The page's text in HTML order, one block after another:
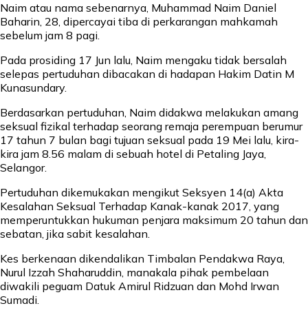
Naim atau nama sebenarnya, Muhammad Naim Daniel
Baharin, 28, dipercayai tiba di perkarangan mahkamah
sebelum jam 8 pagi.
Pada prosiding 17 Jun lalu, Naim mengaku tidak bersalah
selepas pertuduhan dibacakan di hadapan Hakim Datin M
Kunasundary.
Berdasarkan pertuduhan, Naim didakwa melakukan amang
seksual fizikal terhadap seorang remaja perempuan berumur
17 tahun 7 bulan bagi tujuan seksual pada 19 Mei lalu, kira-
kira jam 8.56 malam di sebuah hotel di Petaling Jaya,
Selangor.
Pertuduhan dikemukakan mengikut Seksyen 14(a) Akta
Kesalahan Seksual Terhadap Kanak-kanak 2017, yang
memperuntukkan hukuman penjara maksimum 20 tahun dan
sebatan, jika sabit kesalahan.
Kes berkenaan dikendalikan Timbalan Pendakwa Raya,
Nurul Izzah Shaharuddin, manakala pihak pembelaan
diwakili peguam Datuk Amirul Ridzuan dan Mohd Irwan
Sumadi.